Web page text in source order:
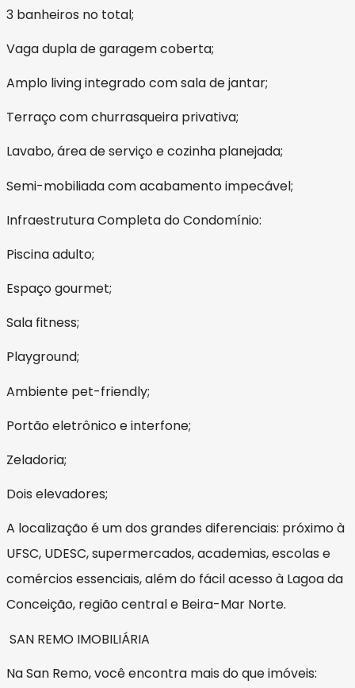
3 banheiros no total;
Vaga dupla de garagem coberta;
Amplo living integrado com sala de jantar;
Terraço com churrasqueira privativa;
Lavabo, área de serviço e cozinha planejada;
Semi-mobiliada com acabamento impecável;
Infraestrutura Completa do Condomínio:
Piscina adulto;
Espaço gourmet;
Sala fitness;
Playground;
Ambiente pet-friendly;
Portão eletrônico e interfone;
Zeladoria;
Dois elevadores;
A localização é um dos grandes diferenciais: próximo à
UFSC, UDESC, supermercados, academias, escolas e
comércios essenciais, além do fácil acesso à Lagoa da
Conceição, região central e Beira-Mar Norte.
SAN REMO IMOBILIÁRIA
Na San Remo, você encontra mais do que imóveis: